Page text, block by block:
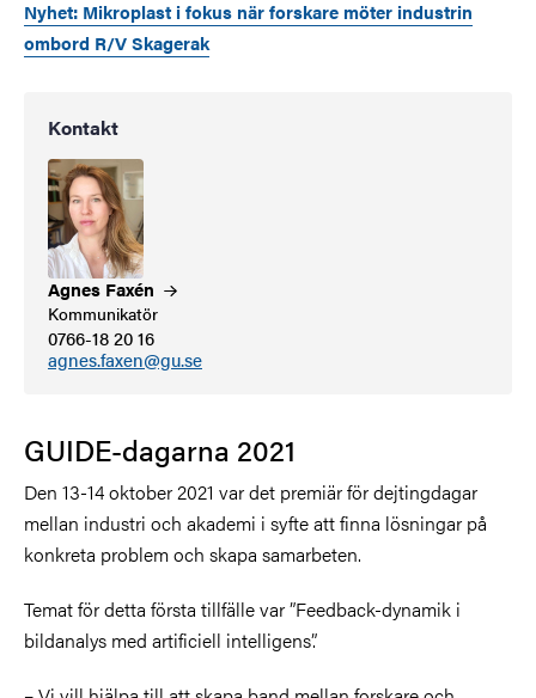
Nyhet: Mikroplast i fokus när forskare möter industrin
ombord R/V Skagerak
Kontakt
Agnes Faxén
Kommunikatör
0766-18 20 16
agnes.faxen@gu.se
GUIDE-dagarna 2021
Den 13-14 oktober 2021 var det premiär för dejtingdagar
mellan industri och akademi i syfte att finna lösningar på
konkreta problem och skapa samarbeten.
Temat för detta första tillfälle var ”Feedback-dynamik i
bildanalys med artificiell intelligens”.